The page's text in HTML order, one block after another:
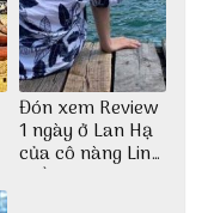
Đón xem Review
1 ngày ở Lan Hạ
của cô nàng Linh
Trần